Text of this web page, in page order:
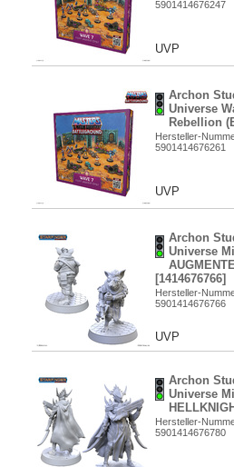
5901414676247
UVP
Archon
Universe
Rebellion
Hersteller-
5901414676261
UVP
Archon
Universe
[1414676766]
Hersteller-
5901414676766
UVP
Archon
Universe
Hersteller-
5901414676780